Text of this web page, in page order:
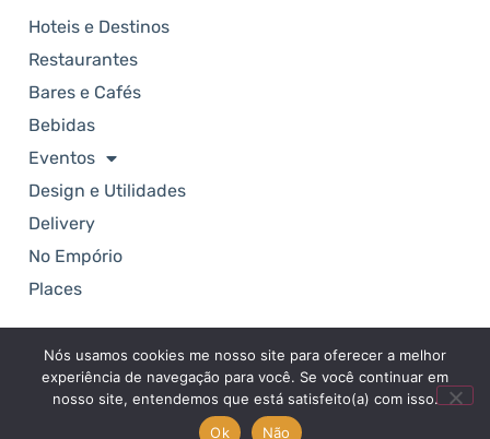
Hoteis e Destinos
Restaurantes
Bares e Cafés
Bebidas
Eventos
Design e Utilidades
Delivery
No Empório
Places
Copyright © 2025. Revista Empório. Todos os
direitos reservados.
Nós usamos cookies me nosso site para oferecer a melhor
experiência de navegação para você. Se você continuar em
nosso site, entendemos que está satisfeito(a) com isso.
Ok
Não